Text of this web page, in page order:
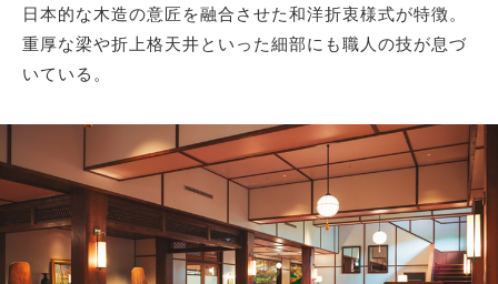
日本的な木造の意匠を融合させた和洋折衷様式が特徴。
重厚な梁や折上格天井といった細部にも職人の技が息づ
いている。